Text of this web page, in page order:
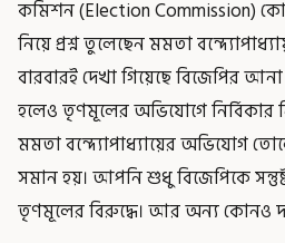
কমিশন (Election Commission)
নিয়ে প্রশ্ন তুলেছেন মমতা
বারবারই দেখা গিয়েছে বিজেপির
হলেও তৃণমূলের অভিযোগে নির্বিকার
মমতা বন্দ্যোপাধ্যায়ের অভিযোগ
সমান হয়। আপনি শুধু বিজেপিকে
তৃণমূলের বিরুদ্ধে। আর অন্য কোনও